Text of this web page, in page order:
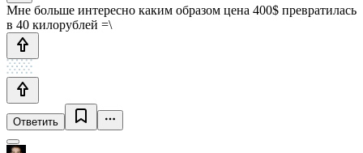
Мне больше интересно каким образом цена 400$ превратилась
в 40 килорублей =\
Ответить